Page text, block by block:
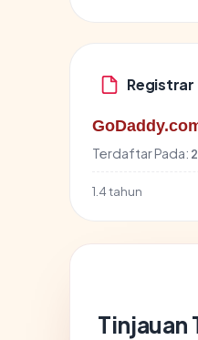
Registrar
Terdaftar Pada:
1.4 tahun
Tinjauan